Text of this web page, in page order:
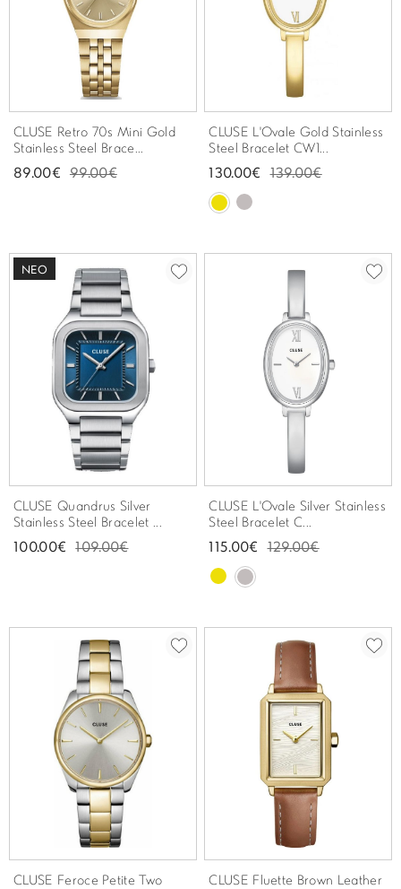
Σπορ
Fashion
Emporio Armani
JCou
Michael Kors
Seiko
Tommy Hilfinger
Παιδικά
Σκουλαρίκια
Βραχιόλια
Σταυροί
Κολιέ
Αλυσίδες
Καρφίτσες
Γούρια Αυτοκινήτου
Blomdahl
Brizzling
Calvin Klein
Lacoste
Story of Gold
ΕΠΙΚΟΙΝΩΝΙΑ
CLUSE Retro 70s Mini Gold
Stainless Steel Brace...
89.00€ 99.00€
CLUSE L'Ovale Gold Stainless
Steel Bracelet CW1...
130.00€ 139.00€
ΝΈΟ
CLUSE Quandrus Silver
Stainless Steel Bracelet ...
100.00€ 109.00€
CLUSE L'Ovale Silver Stainless
Steel Bracelet C...
115.00€ 129.00€
CLUSE Feroce Petite Two
CLUSE Fluette Brown Leather